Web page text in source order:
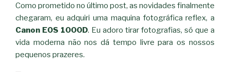
Como prometido no último post, as novidades finalmente
chegaram, eu adquiri uma maquina fotográfica reflex, a
Canon EOS 1000D. Eu adoro tirar fotografias, só que a
vida moderna não nos dá tempo livre para os nossos
pequenos prazeres.